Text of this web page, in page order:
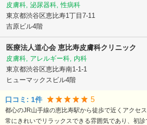
皮膚科, 泌尿器科, 性病科
東京都渋谷区恵比寿1丁目7-11
吉原ビル4階
医療法人道心会 恵比寿皮膚科クリニック
皮膚科, アレルギー科, 内科
東京都渋谷区恵比寿南1-1-1
ヒューマックスビル4階
口コミ: 1件 5
都心のJR山手線の恵比寿駅から徒歩で近くアクセ
常にきれいでリラックスできる雰囲気であり、初診